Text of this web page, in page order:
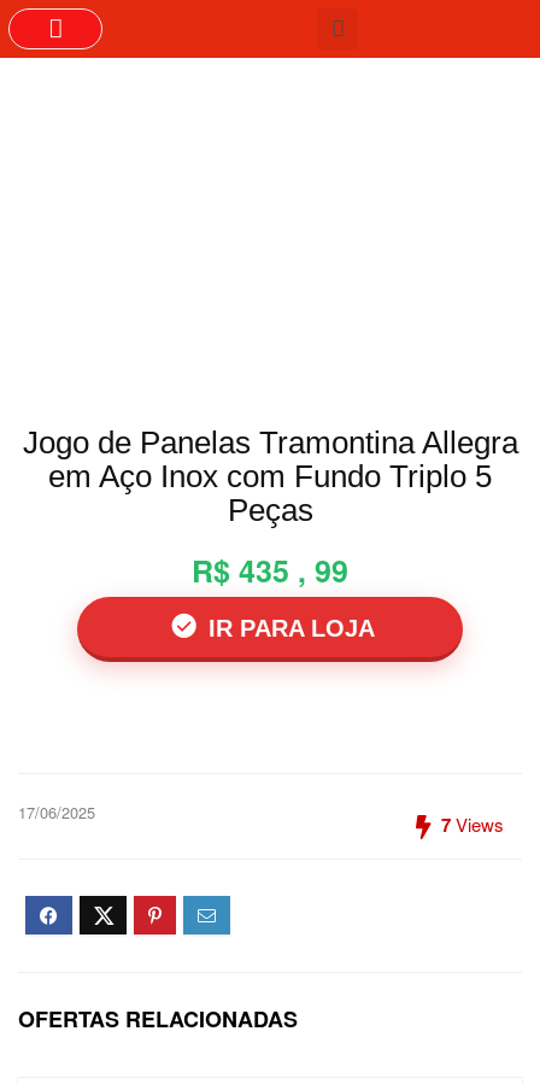
Jogo de Panelas Tramontina Allegra
em Aço Inox com Fundo Triplo 5
Peças
R$ 435 , 99
IR PARA LOJA
17/06/2025 7Views
OFERTAS RELACIONADAS